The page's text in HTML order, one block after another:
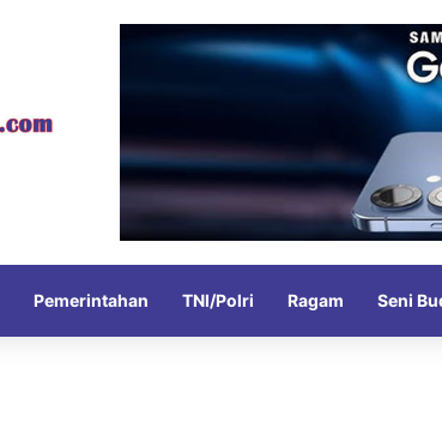
Pemerintahan TNI/Polri Ragam Seni